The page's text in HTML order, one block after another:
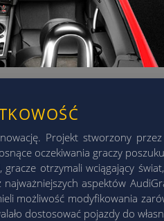
Projekt stworzony
oczekiwania graczy
gracze otrzymali wciągający
aspektów
możliwość modyfikowania
dostosować pojazdy do